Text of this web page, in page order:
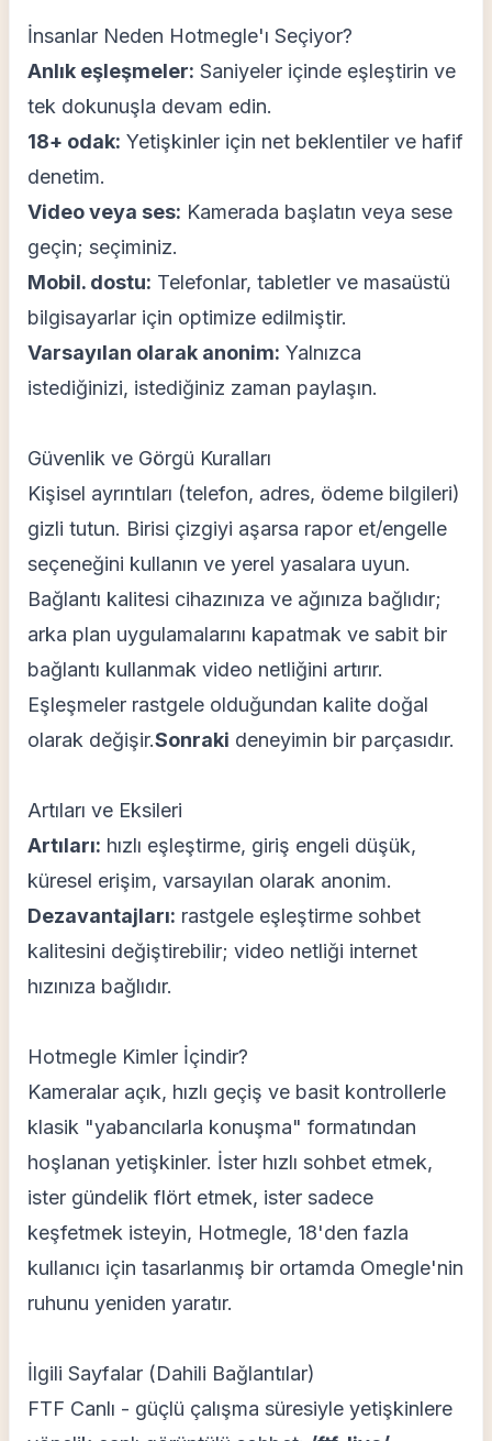
İnsanlar Neden Hotmegle'ı Seçiyor?
Anlık eşleşmeler: Saniyeler içinde eşleştirin ve
tek dokunuşla devam edin.
18+ odak: Yetişkinler için net beklentiler ve hafif
denetim.
Video veya ses: Kamerada başlatın veya sese
geçin; seçiminiz.
Mobil. dostu: Telefonlar, tabletler ve masaüstü
bilgisayarlar için optimize edilmiştir.
Varsayılan olarak anonim: Yalnızca
istediğinizi, istediğiniz zaman paylaşın.
Güvenlik ve Görgü Kuralları
Kişisel ayrıntıları (telefon, adres, ödeme bilgileri)
gizli tutun. Birisi çizgiyi aşarsa rapor et/engelle
seçeneğini kullanın ve yerel yasalara uyun.
Bağlantı kalitesi cihazınıza ve ağınıza bağlıdır;
arka plan uygulamalarını kapatmak ve sabit bir
bağlantı kullanmak video netliğini artırır.
Eşleşmeler rastgele olduğundan kalite doğal
olarak değişir.Sonraki deneyimin bir parçasıdır.
Artıları ve Eksileri
Artıları: hızlı eşleştirme, giriş engeli düşük,
küresel erişim, varsayılan olarak anonim.
Dezavantajları: rastgele eşleştirme sohbet
kalitesini değiştirebilir; video netliği internet
hızınıza bağlıdır.
Hotmegle Kimler İçindir?
Kameralar açık, hızlı geçiş ve basit kontrollerle
klasik "yabancılarla konuşma" formatından
hoşlanan yetişkinler. İster hızlı sohbet etmek,
ister gündelik flört etmek, ister sadece
keşfetmek isteyin, Hotmegle, 18'den fazla
kullanıcı için tasarlanmış bir ortamda Omegle'nin
ruhunu yeniden yaratır.
İlgili Sayfalar (Dahili Bağlantılar)
FTF Canlı - güçlü çalışma süresiyle yetişkinlere